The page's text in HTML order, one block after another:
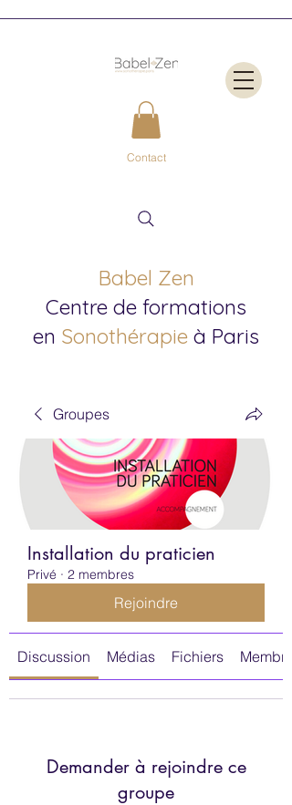
Babel Zen
Centre de formations
en Sonothérapie à Paris
Contact
Groupes
Installation du praticien
Privé · 2 membres
Rejoindre
Discussion Médias Fichiers Membres
Demander à rejoindre ce
groupe